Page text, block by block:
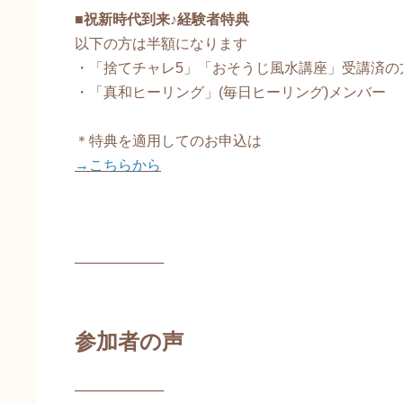
■祝新時代到来♪経験者特典
以下の方は半額になります
・「捨てチャレ5」「おそうじ風水講座」受講済の
・「真和ヒーリング」(毎日ヒーリング)メンバー
＊特典を適用してのお申込は
→こちらから
─────────
参加者の声
─────────